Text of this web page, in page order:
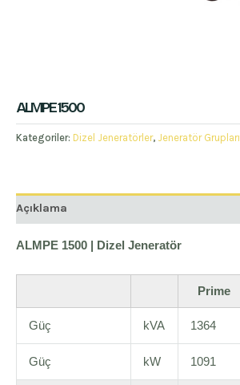
ALMPE 1500
Kategoriler: Dizel Jeneratörler, Jeneratör Grupları
Açıklama
ALMPE 1500 | Dizel Jeneratör
Prime
Güç kVA 1364
Güç kW 1091